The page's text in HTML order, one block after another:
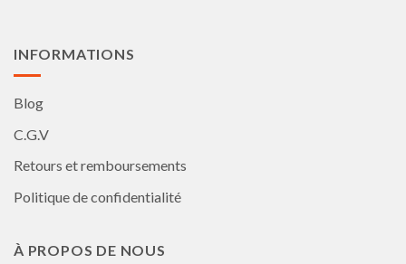
INFORMATIONS
Blog
C.G.V
Retours et remboursements
Politique de confidentialité
À PROPOS DE NOUS